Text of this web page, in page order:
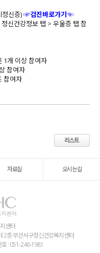
신증)☞검진바로가기☜
신건강정보 탭 > 우울증 탭 참
1개 이상 참여자
참여자
참여자
자료실 오시는길
센터
2층 부산서구정신건강복지센터
호 : 051-246-1981